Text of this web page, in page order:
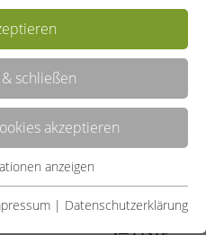
Workout nicht nur für
A und O. Richtige Vorbereitung
Abwechslungsreiche
und kleine Spiele
schließen
akzeptieren
grundlegende Funktionen der
anzeigen
| Datenschutzerklärung